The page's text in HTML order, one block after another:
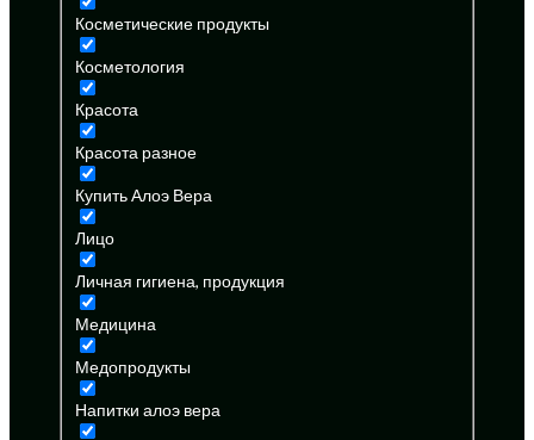
Косметические продукты
Косметология
Красота
Красота разное
Купить Алоэ Вера
Лицо
Личная гигиена, продукция
Медицина
Медопродукты
Напитки алоэ вера